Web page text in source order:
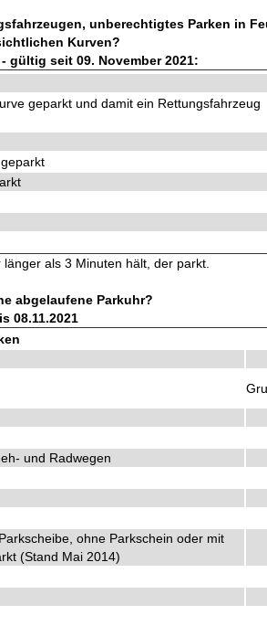
unberechtigtes Parken in
Kurven?
gültig seit 09. November 2021:
geparkt und damit ein Rettungsfahrzeug
als 3 Minuten hält, der parkt.
abgelaufene Parkuhr?
08.11.2021
und Radwegen
ohne Parkschein oder mit
(Stand Mai 2014)